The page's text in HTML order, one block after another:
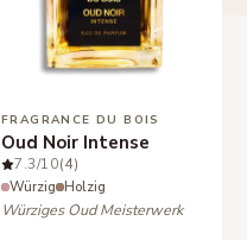
FRAGRANCE DU BOIS
Oud Noir Intense
7.3/10(4)
Würzig Holzig
Würziges Oud Meisterwerk